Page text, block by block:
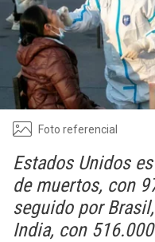
Foto referencial
Estados Unidos
de muertos, con
seguido por
India, con